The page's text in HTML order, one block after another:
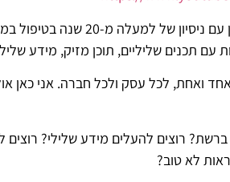
אני רונן הלל, מומחה
תכנים שליליים, תוכן מזיק, מידע
ואחת, לכל עסק ולכל חברה. אני כאן
רוצים להעלים מידע שלילי?
לא טוב?